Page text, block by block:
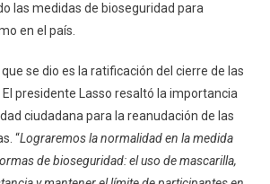
las medidas de bioseguridad para
en el país.
se dio es la ratificación del cierre de las
presidente Lasso resaltó la importancia
ciudadana para la reanudación de las
“Lograremos la normalidad en la medida
de bioseguridad: el uso de mascarilla,